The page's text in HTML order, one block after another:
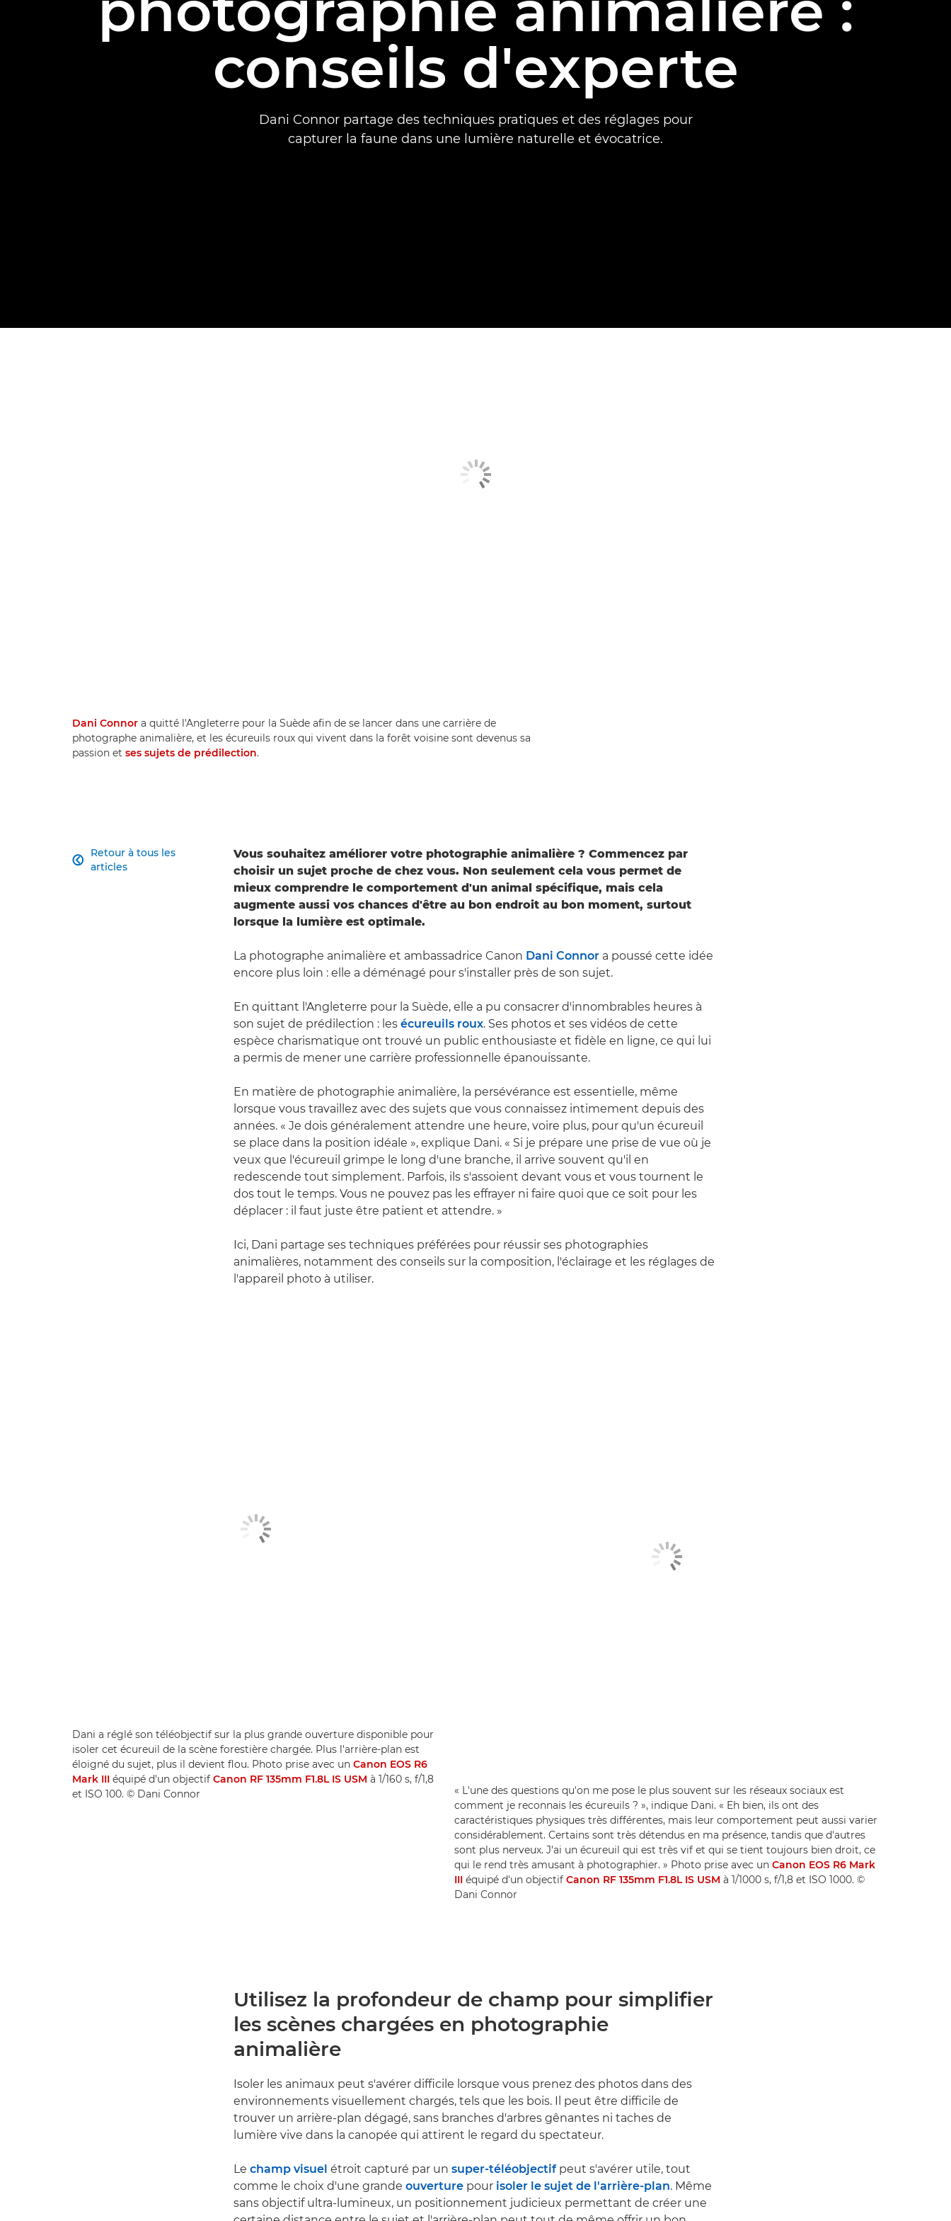
conseils d'experte
Dani Connor partage des techniques pratiques et des réglages pour
capturer la faune dans une lumière naturelle et évocatrice.
Dani Connor a quitté l'Angleterre pour la Suède afin de se lancer dans une carrière de
photographe animalière, et les écureuils roux qui vivent dans la forêt voisine sont devenus sa
passion et ses sujets de prédilection.
Retour à tous les
articles

Vous souhaitez améliorer votre photographie animalière ? Commencez par
choisir un sujet proche de chez vous. Non seulement cela vous permet de
mieux comprendre le comportement d'un animal spécifique, mais cela
augmente aussi vos chances d'être au bon endroit au bon moment, surtout
lorsque la lumière est optimale.
La photographe animalière et ambassadrice Canon Dani Connor a poussé cette idée
encore plus loin : elle a déménagé pour s'installer près de son sujet.
En quittant l'Angleterre pour la Suède, elle a pu consacrer d'innombrables heures à
son sujet de prédilection : les écureuils roux. Ses photos et ses vidéos de cette
espèce charismatique ont trouvé un public enthousiaste et fidèle en ligne, ce qui lui
a permis de mener une carrière professionnelle épanouissante.
En matière de photographie animalière, la persévérance est essentielle, même
lorsque vous travaillez avec des sujets que vous connaissez intimement depuis des
années. « Je dois généralement attendre une heure, voire plus, pour qu'un écureuil
se place dans la position idéale », explique Dani. « Si je prépare une prise de vue où je
veux que l'écureuil grimpe le long d'une branche, il arrive souvent qu'il en
redescende tout simplement. Parfois, ils s'assoient devant vous et vous tournent le
dos tout le temps. Vous ne pouvez pas les effrayer ni faire quoi que ce soit pour les
déplacer : il faut juste être patient et attendre. »
Ici, Dani partage ses techniques préférées pour réussir ses photographies
animalières, notamment des conseils sur la composition, l'éclairage et les réglages de
l'appareil photo à utiliser.
Dani a réglé son téléobjectif sur la plus grande ouverture disponible pour
isoler cet écureuil de la scène forestière chargée. Plus l'arrière-plan est
éloigné du sujet, plus il devient flou. Photo prise avec un Canon EOS R6
Mark III équipé d'un objectif Canon RF 135mm F1.8L IS USM à 1/160 s, f/1,8
et ISO 100. © Dani Connor
« L'une des questions qu'on me pose le plus souvent sur les réseaux sociaux est
comment je reconnais les écureuils ? », indique Dani. « Eh bien, ils ont des
caractéristiques physiques très différentes, mais leur comportement peut aussi varier
considérablement. Certains sont très détendus en ma présence, tandis que d'autres
sont plus nerveux. J'ai un écureuil qui est très vif et qui se tient toujours bien droit, ce
qui le rend très amusant à photographier. » Photo prise avec unCanon EOS R6 Mark
III équipé d'un objectifCanon RF 135mm F1.8L IS USM à 1/1000 s, f/1,8 et ISO 1000. ©
Dani Connor
Utilisez la profondeur de champ pour simplifier
les scènes chargées en photographie
animalière
Isoler les animaux peut s'avérer difficile lorsque vous prenez des photos dans des
environnements visuellement chargés, tels que les bois. Il peut être difficile de
trouver un arrière-plan dégagé, sans branches d'arbres gênantes ni taches de
lumière vive dans la canopée qui attirent le regard du spectateur.
Le champ visuel étroit capturé par un super-téléobjectifpeut s'avérer utile, tout
comme le choix d'une grande ouverture pour isoler le sujet de l'arrière-plan. Même
sans objectif ultra-lumineux, un positionnement judicieux permettant de créer une